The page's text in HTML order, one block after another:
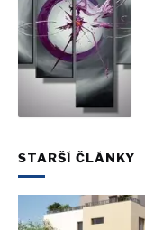
STARŠÍ ČLÁNKY